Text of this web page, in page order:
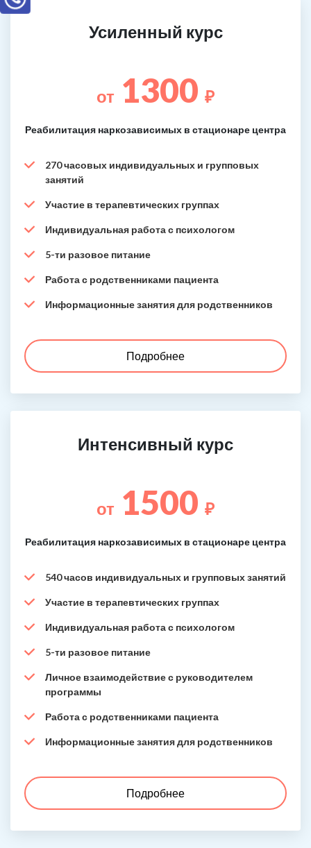
Усиленный курс
от 1300 ₽
Реабилитация наркозависимых в стационаре центра
270 часовых индивидуальных и групповых
занятий
Участие в терапевтических группах
Индивидуальная работа с психологом
5-ти разовое питание
Работа с родственниками пациента
Информационные занятия для родственников
Подробнее
Интенсивный курс
от 1500 ₽
Реабилитация наркозависимых в стационаре центра
540 часов индивидуальных и групповых занятий
Участие в терапевтических группах
Индивидуальная работа с психологом
5-ти разовое питание
Личное взаимодействие с руководителем
программы
Работа с родственниками пациента
Информационные занятия для родственников
Подробнее